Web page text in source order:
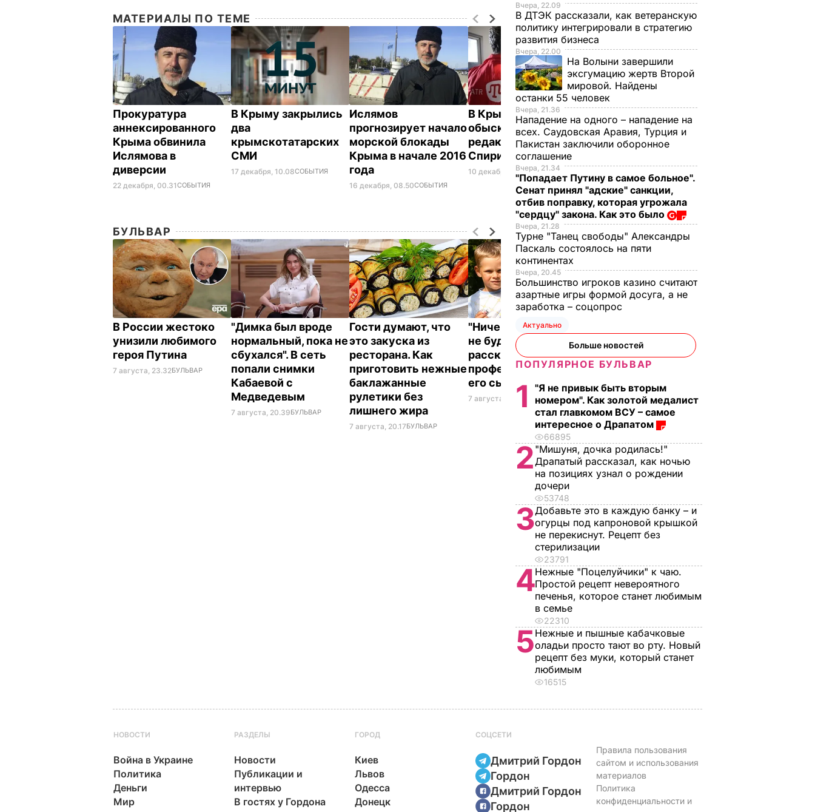
МАТЕРИАЛЫ ПО ТЕМЕ
Прокуратура
аннексированного
Крыма обвинила
Ислямова в
диверсии
22 декабря, 00.31СОБЫТИЯ
В Крыму закрылись
два
крымскотатарских
СМИ
17 декабря, 10.08СОБЫТИЯ
Ислямов
прогнозирует начало
морской блокады
Крыма в начале 2016
года
16 декабря, 08.50СОБЫТИЯ
В Крыму проводят
обыск у бывшего
редактора ATR
Спиридонова
10 декабря, 09.42СОБЫТИЯ
проходит обыск у
экс-гендиректора
Ислямовой
9 декабря, 09.04 СОБЫТИЯ
БУЛЬВАР
В России жестоко
унизили любимого
героя Путина
7 августа, 23.32БУЛЬВАР
"Димка был вроде
нормальный, пока не
сбухался". В сеть
попали снимки
Кабаевой с
Медведевым
7 августа, 20.39БУЛЬВАР
Гости думают, что
это закуска из
ресторана. Как
приготовить нежные
баклажанные
рулетики без
лишнего жира
7 августа, 20.17БУЛЬВАР
"Ничего навязывать
не буду". Драпатый
рассказал, какую
профессию выбрал
его сын
7 августа, 19.44 БУЛЬВАР
мукой – и целая гора
мягких, словно пух,
пирожков готова.
Самый лучший
рецепт
7 августа, 18.16 БУЛЬВАР
Вчера, 22.09
В ДТЭК рассказали, как ветеранскую
политику интегрировали в стратегию
развития бизнеса
Вчера, 22.00
На Волыни завершили
эксгумацию жертв Второй
мировой. Найдены
останки 55 человек
Вчера, 21.36
Нападение на одного – нападение на
всех. Саудовская Аравия, Турция и
Пакистан заключили оборонное
соглашение
Вчера, 21.34
"Попадает Путину в самое больное".
Сенат принял "адские" санкции,
отбив поправку, которая угрожала
"сердцу" закона. Как это было
Вчера, 21.28
Турне "Танец свободы" Александры
Паскаль состоялось на пяти
континентах
Вчера, 20.45
Большинство игроков казино считают
азартные игры формой досуга, а не
заработка – соцопрос
Актуально
Больше новостей
ПОПУЛЯРНОЕ БУЛЬВАР
1
"Я не привык быть вторым
номером". Как золотой медалист
стал главкомом ВСУ – самое
интересное о Драпатом
66895
2 "Мишуня, дочка родилась!"
Драпатый рассказал, как ночью
на позициях узнал о рождении
дочери
53748
3Добавьте это в каждую банку – и
огурцы под капроновой крышкой
не перекиснут. Рецепт без
стерилизации
23791
4Нежные "Поцелуйчики" к чаю.
Простой рецепт невероятного
печенья, которое станет любимым
в семье
22310
5Нежные и пышные кабачковые
оладьи просто тают во рту. Новый
рецепт без муки, который станет
любимым
16515
НОВОСТИ
Война в Украине
Политика
Деньги
Мир
РАЗДЕЛЫ
Новости
Публикации и
интервью
В гостях у Гордона
ГОРОД
Киев
Львов
Одесса
Донецк
СОЦСЕТИ
Дмитрий Гордон
Гордон
Дмитрий Гордон
Гордон
Правила пользования
сайтом и использования
материалов
Политика
конфиденциальности и